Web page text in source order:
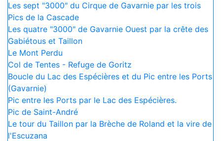
Les sept "3000" du Cirque de Gavarnie par les trois
Pics de la Cascade
Les quatre "3000" de Gavarnie Ouest par la crête des
Gabiétous et Taillon
Le Mont Perdu
Col de Tentes - Refuge de Goritz
Boucle du Lac des Espécières et du Pic entre les Ports
(Gavarnie)
Pic entre les Ports par le Lac des Espécières.
Pic de Saint-André
Le tour du Taillon par la Brèche de Roland et la vire de
l'Escuzana